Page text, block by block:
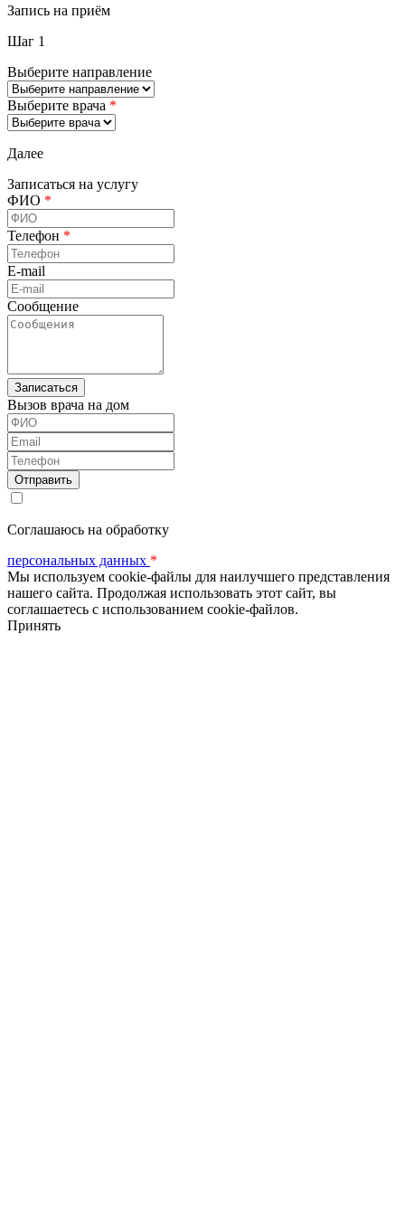
Запись на приём
Шаг 1
Выберите направление
Выберите врача *
Далее
Записаться на услугу
ФИО *
Телефон *
E-mail
Сообщение
Вызов врача на дом
ФИО
Email
Телефон
Соглашаюсь на обработку
персональных данных *
Мы используем cookie-файлы для наилучшего представления
нашего сайта. Продолжая использовать этот сайт, вы
соглашаетесь с использованием cookie-файлов.
Принять